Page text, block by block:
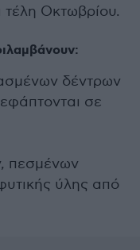
τέλη Οκτωβρίου.
δέντρων
σε
πεσμένων
ύλης από